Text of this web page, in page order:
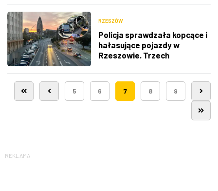
RZESZÓW
Policja sprawdzała kopcące i
hałasujące pojazdy w
Rzeszowie. Trzech
5 6 7 8 9
REKLAMA